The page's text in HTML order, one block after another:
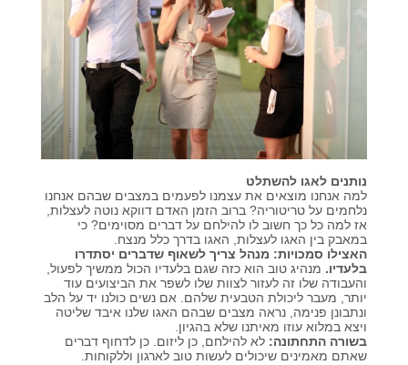
שדרוג קורות חיים
שאלות נפוצות
נותנים לאגו להשתלט
למה אנחנו מוצאים את עצמנו לפעמים במצבים שבהם אנחנו
נלחמים על טריטוריה? ברוב הזמן האדם דווקא נוטה לעצלות,
אז למה כל כך חשוב לו להילחם על דברים מסוימים? כי
במאבק בין האגו לעצלות, האגו בדרך כלל מנצח.
האצילו סמכויות: מנהל צריך לשאוף שדברים יסתדרו
בלעדיו. מנהיג טוב הוא כזה שגם בלעדיו הכול ממשיך לפעול,
והעבודה שלו זה לעזור לצוות שלו לשפר את הביצועים עוד
יותר, מעבר ליכולת הטבעית שלהם. אם נשים כולנו יד על הלב
ונתבונן פנימה, נראה מצבים שבהם האגו שלנו איבד שליטה
ויצא במלוא עוזו מאיתנו שלא בהגיון.
בשורה התחתונה: לא להילחם, כן ליזום. כן לדחוף דברים
שאתם מאמינים שיכולים לעשות טוב לארגון וללקוחות.